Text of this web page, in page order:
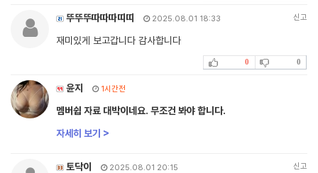
뚜뚜뚜따따따띠띠 2025.08.01 18:33 신고
재미있게 보고갑니다 감사합니다
0 0
윤지 1시간전
멤버쉽 자료 대박이네요. 무조건 봐야 합니다.
자세히 보기 >
토닥이 2025.08.01 20:15 신고